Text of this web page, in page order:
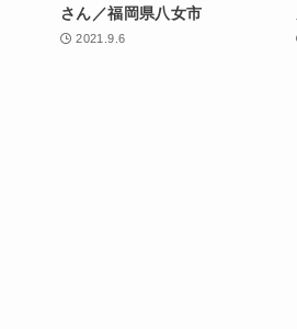
さん／福岡県八女市
2021.9.6